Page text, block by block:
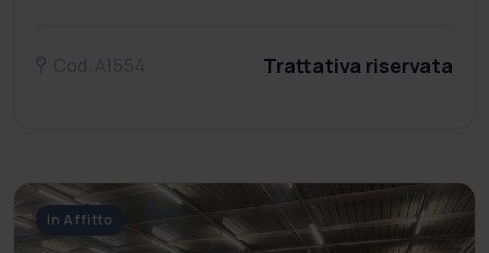
Trattativa riservata
In Affitto